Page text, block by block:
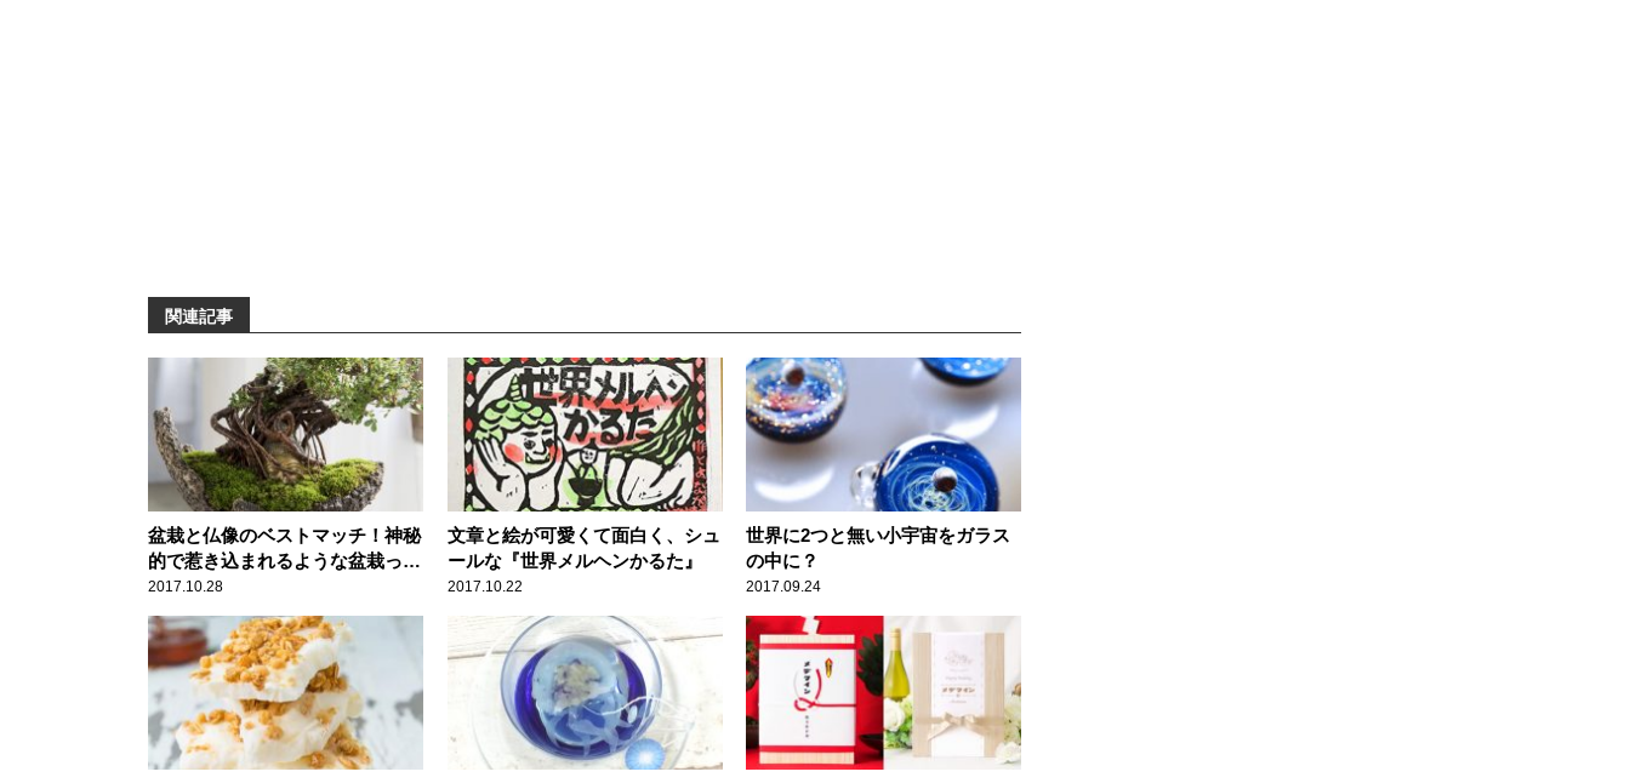
関連記事
盆栽と仏像のベストマッチ！神秘
的で惹き込まれるような盆栽っ
て？
2017.10.28
文章と絵が可愛くて面白く、シュ
ールな『世界メルヘンかるた』
2017.10.22
世界に2つと無い小宇宙をガラス
の中に？
2017.09.24